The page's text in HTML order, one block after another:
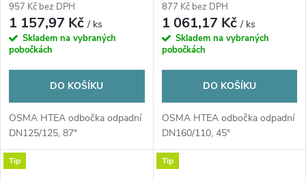
957 Kč bez DPH
1 157,97 Kč/ ks
Skladem na vybraných
pobočkách
DO KOŠÍKU
OSMA HTEA odbočka odpadní
DN125/125, 87°
877 Kč bez DPH
1 061,17 Kč/ ks
Skladem na vybraných
pobočkách
DO KOŠÍKU
OSMA HTEA odbočka odpadní
DN160/110, 45°
Tip Tip